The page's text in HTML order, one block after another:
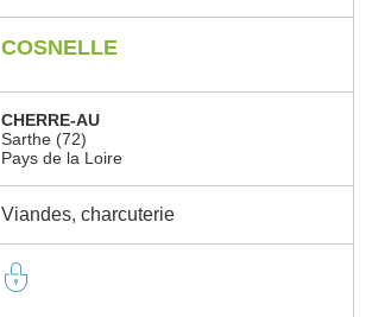
COSNELLE
CHERRE-AU
Sarthe (72)
Pays de la Loire
Viandes, charcuterie